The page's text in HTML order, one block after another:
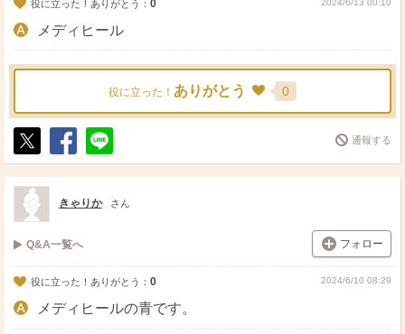
役に立った！ありがとう： 0 2024/6/13 00:10
メディヒール
役に立った！ ありがとう 0
ポ
ス
ト
シ
ェ
送
る
通報する
きゃりか さん
Q&A一覧へ フォロー
役に立った！ありがとう： 0 2024/6/10 08:29
メディヒールの青です。